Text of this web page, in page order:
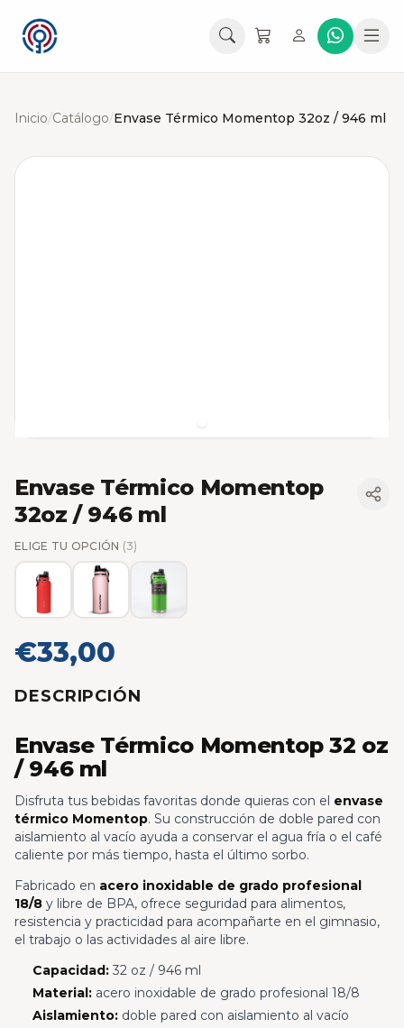
Inicio/Catálogo/Envase Térmico Momentop 32oz / 946 ml
Envase Térmico Momentop
32oz / 946 ml
ELIGE TU OPCIÓN (3)
€33,00
DESCRIPCIÓN
Envase Térmico Momentop 32 oz
/ 946 ml
Disfruta tus bebidas favoritas donde quieras con el envase
térmico Momentop. Su construcción de doble pared con
aislamiento al vacío ayuda a conservar el agua fría o el café
caliente por más tiempo, hasta el último sorbo.
Fabricado en acero inoxidable de grado profesional
18/8 y libre de BPA, ofrece seguridad para alimentos,
resistencia y practicidad para acompañarte en el gimnasio,
el trabajo o las actividades al aire libre.
Capacidad:32 oz / 946 ml
Material:acero inoxidable de grado profesional 18/8
Aislamiento:doble pared con aislamiento al vacío